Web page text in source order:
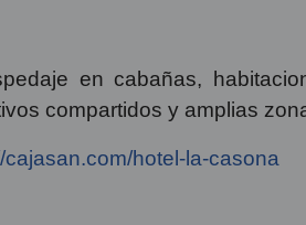
en cabañas,
compartidos y amplias
cajasan.com/hotel-la-casona